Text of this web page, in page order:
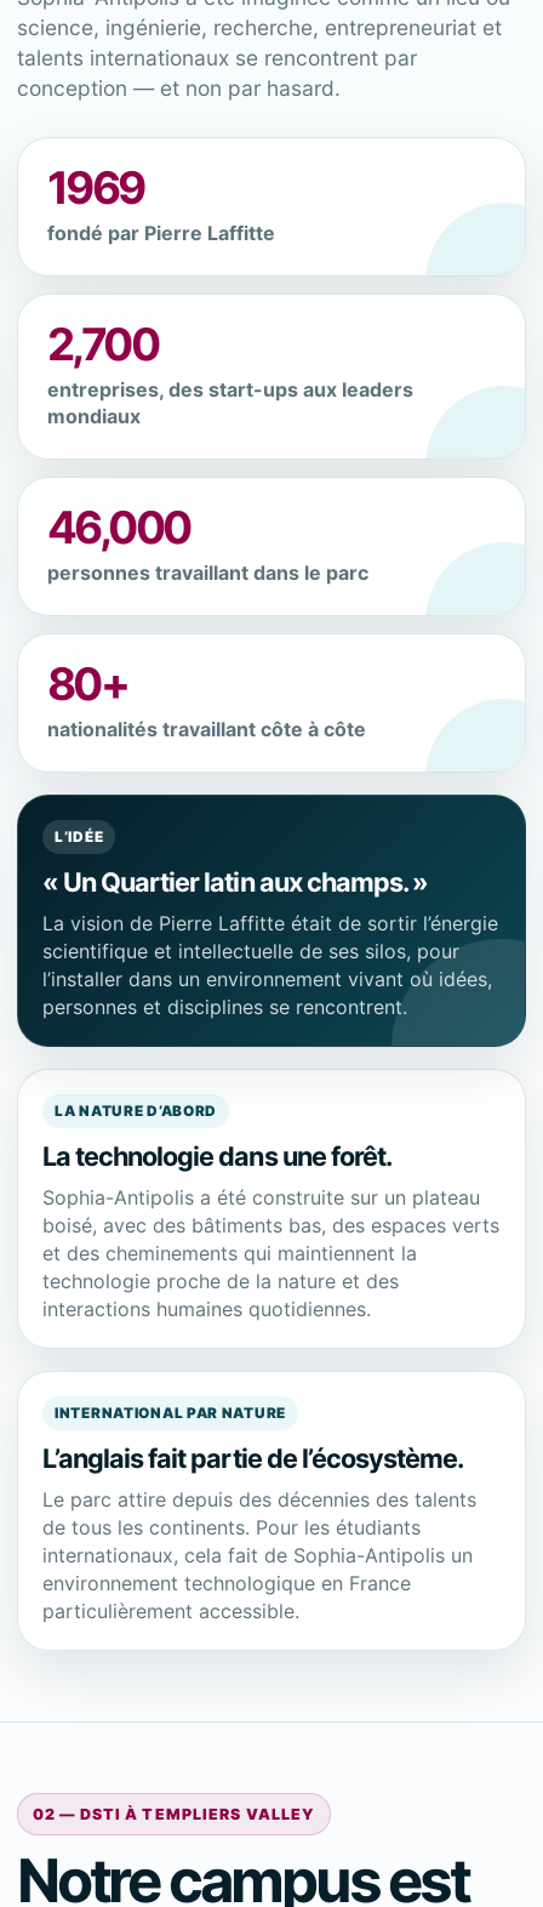
science, ingénierie, recherche, entrepreneuriat et
talents internationaux se rencontrent par
conception — et non par hasard.
1969
fondé par Pierre Laffitte
2,700
entreprises, des start-ups aux leaders
mondiaux
46,000
personnes travaillant dans le parc
80+
nationalités travaillant côte à côte
L’IDÉE
« Un Quartier latin aux champs. »
La vision de Pierre Laffitte était de sortir l’énergie
scientifique et intellectuelle de ses silos, pour
l’installer dans un environnement vivant où idées,
personnes et disciplines se rencontrent.
LA NATURE D’ABORD
La technologie dans une forêt.
Sophia-Antipolis a été construite sur un plateau
boisé, avec des bâtiments bas, des espaces verts
et des cheminements qui maintiennent la
technologie proche de la nature et des
interactions humaines quotidiennes.
INTERNATIONAL PAR NATURE
L’anglais fait partie de l’écosystème.
Le parc attire depuis des décennies des talents
de tous les continents. Pour les étudiants
internationaux, cela fait de Sophia-Antipolis un
environnement technologique en France
particulièrement accessible.
02 — DSTI À TEMPLIERS VALLEY
Notre campus est